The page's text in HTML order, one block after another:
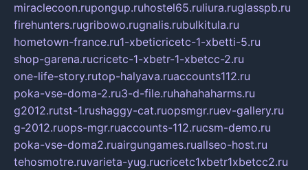
miraclecoon.rupongup.ruhostel65.ruliura.ruglasspb.ru
firehunters.rugribowo.rugnalis.rubulkitula.ru
hometown-france.ru1-xbeticricetc-1-xbetti-5.ru
shop-garena.rucricetc-1-xbetr-1-xbetcc-2.ru
one-life-story.rutop-halyava.ruaccounts112.ru
poka-vse-doma-2.ru3-d-file.ruhahahaharms.ru
g2012.rutst-1.rushaggy-cat.ruopsmgr.ruev-gallery.ru
g-2012.ruops-mgr.ruaccounts-112.rucsm-demo.ru
poka-vse-doma2.ruairgungames.ruallseo-host.ru
tehosmotre.ruvarieta-yug.rucricetc1xbetr1xbetcc2.ru